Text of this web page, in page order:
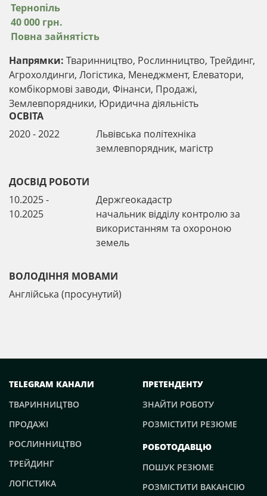
Тернопіль
40 000 грн.
Повна зайнятість
Напрямки: Тваринництво, Рослинництво, Трейдинг,
Агрохолдинги, Логістика, Менеджмент, Елеватори,
комбікормові заводи, Фінанси, Продажі,
Землевпорядники, Юридична діяльність
ОСВІТА
2020 - 2022
Львівська політехніка
землевпорядник, магістр
ДОСВІД РОБОТИ
10.2025 -
10.2025
Держгеокадастр
начальник відділу контролю за
використанням та охороною
земель
ВОЛОДІННЯ МОВАМИ
Англійська (просунутий)
TELEGRAM КАНАЛИ
ТВАРИННИЦТВО
ПРОДАЖІ
РОСЛИННИЦТВО
ТРЕЙДИНГ
ЛОГІСТИКА
ПРЕТЕНДЕНТУ
ЗНАЙТИ РОБОТУ
РОЗМІСТИТИ РЕЗЮМЕ
РОБОТОДАВЦЮ
ПОШУК РЕЗЮМЕ
РОЗМІСТИТИ ВАКАНСІЮ